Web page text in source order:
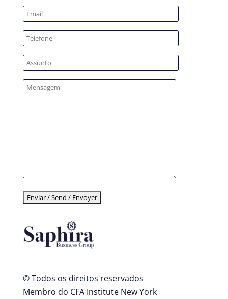
© Todos os direitos reservados
Membro do CFA Institute New York